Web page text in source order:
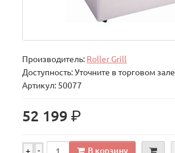
Производитель: Roller Grill
Доступность: Уточните в торговом зале
Артикул: 50077
52 199р.
+ - В корзину